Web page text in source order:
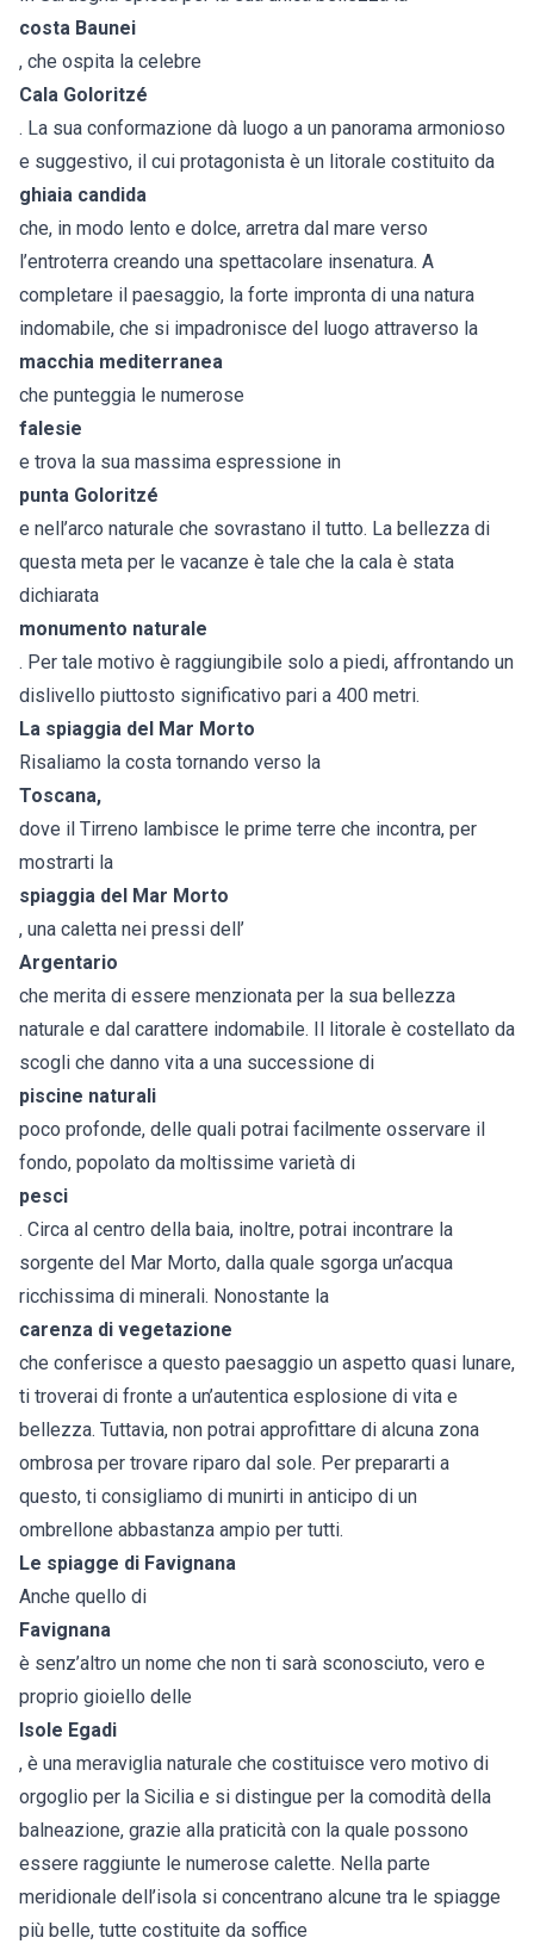
costa Baunei
, che ospita la celebre
Cala Goloritzé
. La sua conformazione dà luogo a un panorama armonioso
e suggestivo, il cui protagonista è un litorale costituito da
ghiaia candida
che, in modo lento e dolce, arretra dal mare verso
l’entroterra creando una spettacolare insenatura. A
completare il paesaggio, la forte impronta di una natura
indomabile, che si impadronisce del luogo attraverso la
macchia mediterranea
che punteggia le numerose
falesie
e trova la sua massima espressione in
punta Goloritzé
e nell’arco naturale che sovrastano il tutto. La bellezza di
questa meta per le vacanze è tale che la cala è stata
dichiarata
monumento naturale
. Per tale motivo è raggiungibile solo a piedi, affrontando un
dislivello piuttosto significativo pari a 400 metri.
La spiaggia del Mar Morto
Risaliamo la costa tornando verso la
Toscana,
dove il Tirreno lambisce le prime terre che incontra, per
mostrarti la
spiaggia del Mar Morto
, una caletta nei pressi dell’
Argentario
che merita di essere menzionata per la sua bellezza
naturale e dal carattere indomabile. Il litorale è costellato da
scogli che danno vita a una successione di
piscine naturali
poco profonde, delle quali potrai facilmente osservare il
fondo, popolato da moltissime varietà di
pesci
. Circa al centro della baia, inoltre, potrai incontrare la
sorgente del Mar Morto, dalla quale sgorga un’acqua
ricchissima di minerali. Nonostante la
carenza di vegetazione
che conferisce a questo paesaggio un aspetto quasi lunare,
ti troverai di fronte a un’autentica esplosione di vita e
bellezza. Tuttavia, non potrai approfittare di alcuna zona
ombrosa per trovare riparo dal sole. Per prepararti a
questo, ti consigliamo di munirti in anticipo di un
ombrellone abbastanza ampio per tutti.
Le spiagge di Favignana
Anche quello di
Favignana
è senz’altro un nome che non ti sarà sconosciuto, vero e
proprio gioiello delle
Isole Egadi
, è una meraviglia naturale che costituisce vero motivo di
orgoglio per la Sicilia e si distingue per la comodità della
balneazione, grazie alla praticità con la quale possono
essere raggiunte le numerose calette. Nella parte
meridionale dell’isola si concentrano alcune tra le spiagge
più belle, tutte costituite da soffice